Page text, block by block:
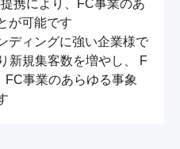
携により、FC事業のあ
が可能です
ディングに強い企業様で
新規集客数を増やし、 F
事業のあらゆる事象